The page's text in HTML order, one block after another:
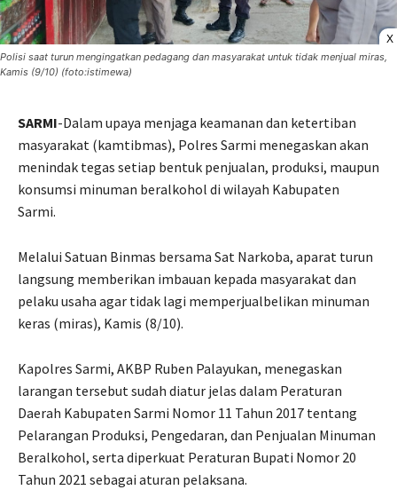
X
Polisi saat turun mengingatkan pedagang dan masyarakat untuk tidak menjual miras,
Kamis (9/10) (foto:istimewa)
SARMI-Dalam upaya menjaga keamanan dan ketertiban
masyarakat (kamtibmas), Polres Sarmi menegaskan akan
menindak tegas setiap bentuk penjualan, produksi, maupun
konsumsi minuman beralkohol di wilayah Kabupaten
Sarmi.
Melalui Satuan Binmas bersama Sat Narkoba, aparat turun
langsung memberikan imbauan kepada masyarakat dan
pelaku usaha agar tidak lagi memperjualbelikan minuman
keras (miras), Kamis (8/10).
Kapolres Sarmi, AKBP Ruben Palayukan, menegaskan
larangan tersebut sudah diatur jelas dalam Peraturan
Daerah Kabupaten Sarmi Nomor 11 Tahun 2017 tentang
Pelarangan Produksi, Pengedaran, dan Penjualan Minuman
Beralkohol, serta diperkuat Peraturan Bupati Nomor 20
Tahun 2021 sebagai aturan pelaksana.